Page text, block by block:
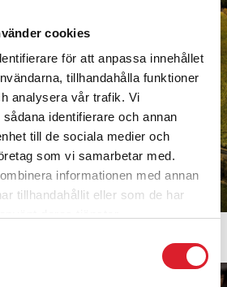
cookies
för att anpassa innehållet
tillhandahålla funktioner
analysera vår trafik. Vi
identifierare och annan
till de sociala medier och
som vi samarbetar med.
informationen med annan
tillhandahållit eller som de har